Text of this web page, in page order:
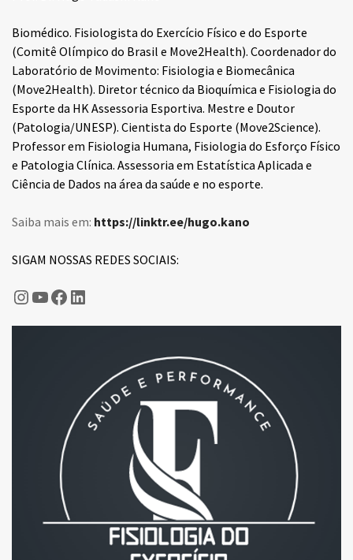
Biomédico. Fisiologista do Exercício Físico e do Esporte
(Comitê Olímpico do Brasil e Move2Health). Coordenador do
Laboratório de Movimento: Fisiologia e Biomecânica
(Move2Health). Diretor técnico da Bioquímica e Fisiologia do
Esporte da HK Assessoria Esportiva. Mestre e Doutor
(Patologia/UNESP). Cientista do Esporte (Move2Science).
Professor em Fisiologia Humana, Fisiologia do Esforço Físico
e Patologia Clínica. Assessoria em Estatística Aplicada e
Ciência de Dados na área da saúde e no esporte.
Saiba mais em: https://linktr.ee/hugo.kano
SIGAM NOSSAS REDES SOCIAIS:
Hugo KanoFisiologia do Esporte
Fisiologia do Esporte
LinkedIn